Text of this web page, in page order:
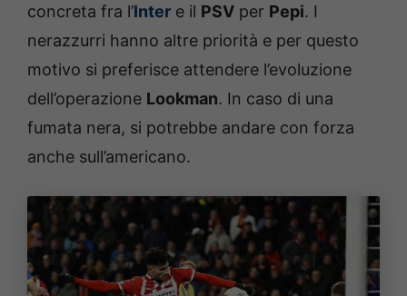
concreta fra l’Inter e il PSV per Pepi. I
nerazzurri hanno altre priorità e per questo
motivo si preferisce attendere l’evoluzione
dell’operazione Lookman. In caso di una
fumata nera, si potrebbe andare con forza
anche sull’americano.